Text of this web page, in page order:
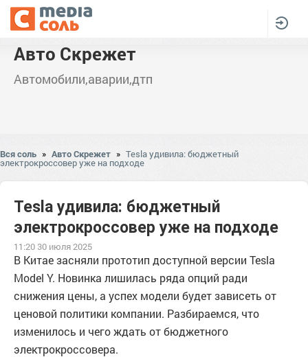
Авто Скрежет
Автомобили,аварии,дтп
Вся соль » Авто Скрежет » Tesla удивила: бюджетный
электрокроссовер уже на подходе
Tesla удивила: бюджетный
электрокроссовер уже на подходе
11:20 30 июля 2025
В Китае засняли прототип доступной версии Tesla
Model Y. Новинка лишилась ряда опций ради
снижения цены, а успех модели будет зависеть от
ценовой политики компании. Разбираемся, что
изменилось и чего ждать от бюджетного
электрокроссовера.